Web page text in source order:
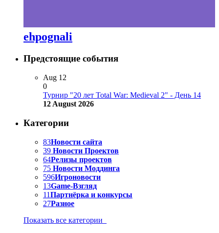
ehpognali
Предстоящие события
Aug 12
0
Турнир "20 лет Total War: Medieval 2" - День 14
12 August 2026
Категории
83Новости сайта
39 Новости Проектов
64Релизы проектов
75 Новости Моддинга
596Игроновости
13Game-Взгляд
11Партнёрка и конкурсы
27Разное
Показать все категории